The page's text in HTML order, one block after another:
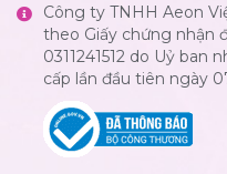
Công ty TNHH Aeon
theo Giấy chứng nhận
0311241512 do Uỷ ban
cấp lần đầu tiên ngày